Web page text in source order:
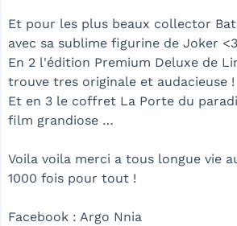
Et pour les plus beaux collector
avec sa sublime figurine de Joker <3
En 2 l'édition Premium Deluxe de
trouve tres originale et audacieuse !
Et en 3 le coffret La Porte du
film grandiose …
Voila voila merci a tous longue vie
1000 fois pour tout !
Facebook : Argo Nnia